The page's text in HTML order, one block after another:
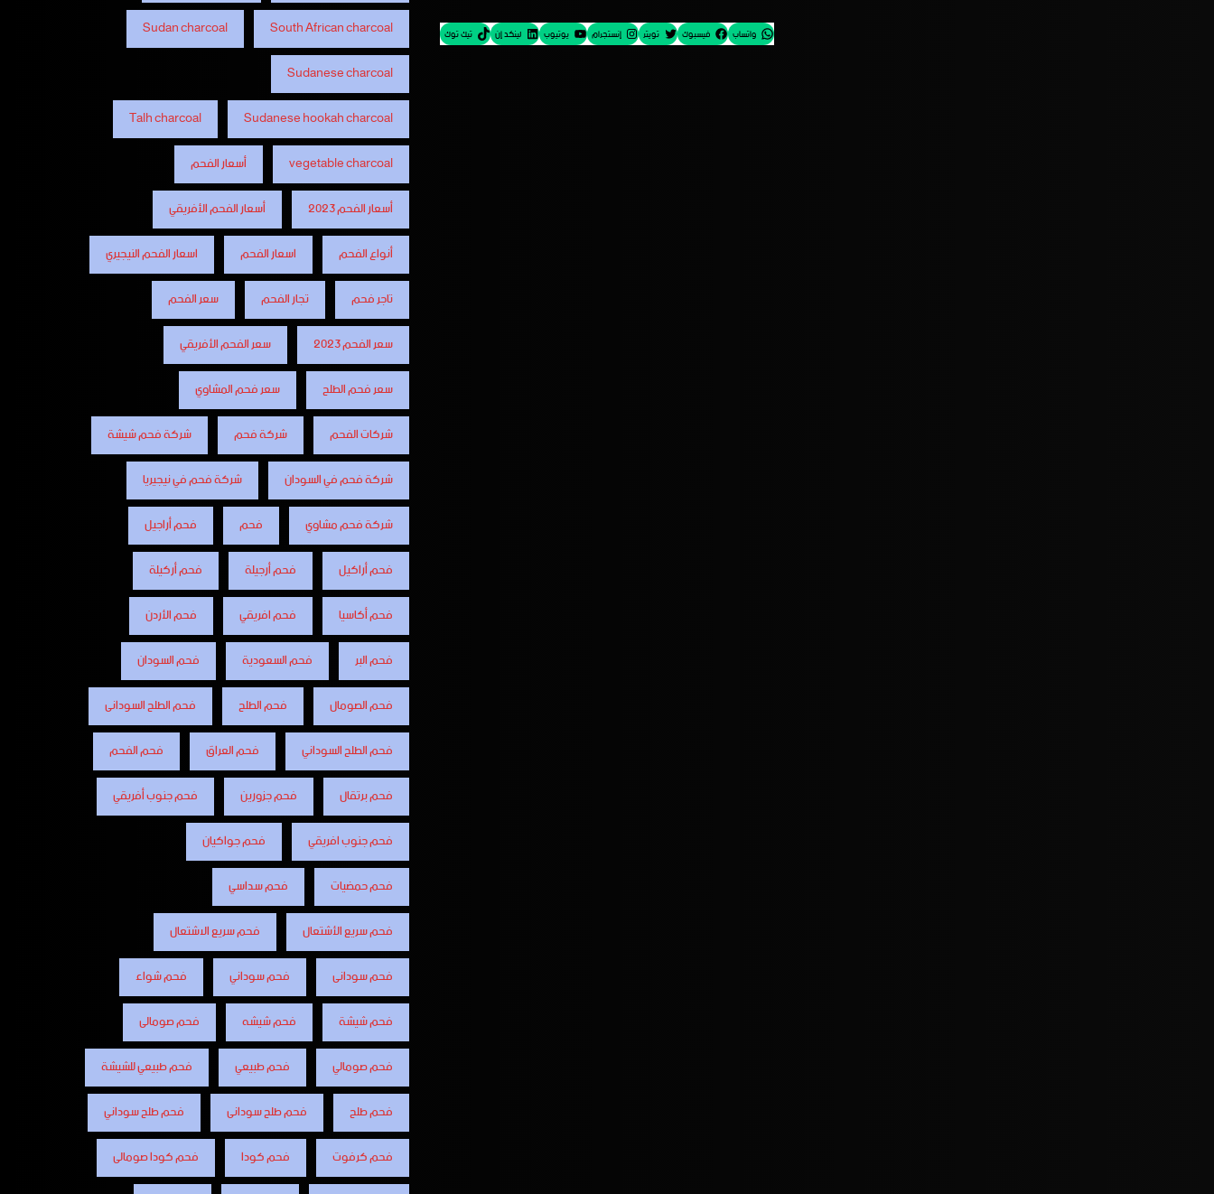
واتساب فيسبوك تويتر إنستجرام يوتيوب لينكد إن تيك توك
South African charcoal
Sudan charcoal
Sudanese charcoal
Sudanese hookah charcoal
Talh charcoal
vegetable charcoal
أسعار الفحم
أسعار الفحم 2023
أسعار الفحم الأفريقي
أنواع الفحم
اسعار الفحم
اسعار الفحم النيجيري
تاجر فحم
تجار الفحم
سعر الفحم
سعر الفحم 2023
سعر الفحم الأفريقي
سعر فحم الطلح
سعر فحم المشاوي
شركات الفحم
شركة فحم
شركة فحم شيشة
شركة فحم في السودان
شركة فحم في نيجيريا
شركة فحم مشاوي
فحم
فحم أراجيل
فحم أراكيل
فحم أرجيلة
فحم أركيلة
فحم أكاسيا
فحم افريقي
فحم الأردن
فحم البر
فحم السعودية
فحم السودان
فحم الصومال
فحم الطلح
فحم الطلح السودانى
فحم الطلح السوداني
فحم العراق
فحم الفحم
فحم برتقال
فحم جزورين
فحم جنوب أفريقي
فحم جنوب افريقي
فحم جواكيان
فحم حمضيات
فحم سداسي
فحم سريع الأشتعال
فحم سريع الاشتعال
فحم سودانى
فحم سوداني
فحم شواء
فحم شيشة
فحم شيشه
فحم صومالى
فحم صومالي
فحم طبيعي
فحم طبيعي للشيشة
فحم طلح
فحم طلح سودانى
فحم طلح سوداني
فحم كرفوت
فحم كودا
فحم كودا صومالى